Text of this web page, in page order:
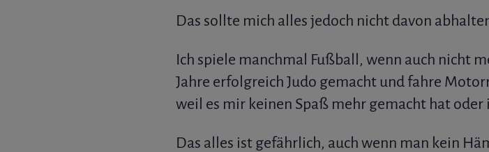
Das sollte mich alles jedoch nicht davon
Ich spiele manchmal Fußball, wenn auch nicht
Jahre erfolgreich Judo gemacht und fahre
weil es mir keinen Spaß mehr gemacht hat
Das alles ist gefährlich, auch wenn man kein